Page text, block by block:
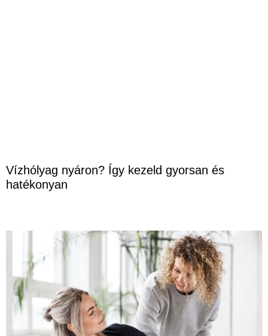
Vízhólyag nyáron? Így kezeld gyorsan és
hatékonyan